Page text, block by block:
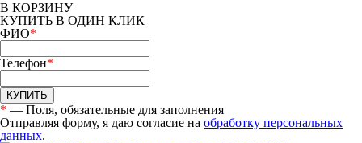
В КОРЗИНУ
КУПИТЬ В ОДИН КЛИК
ФИО*
Телефон*
КУПИТЬ
* — Поля, обязательные для заполнения
Отправляя форму, я даю согласие на обработку персональных
данных.